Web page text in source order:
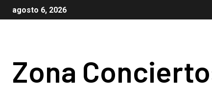
agosto 6, 2026
Zona